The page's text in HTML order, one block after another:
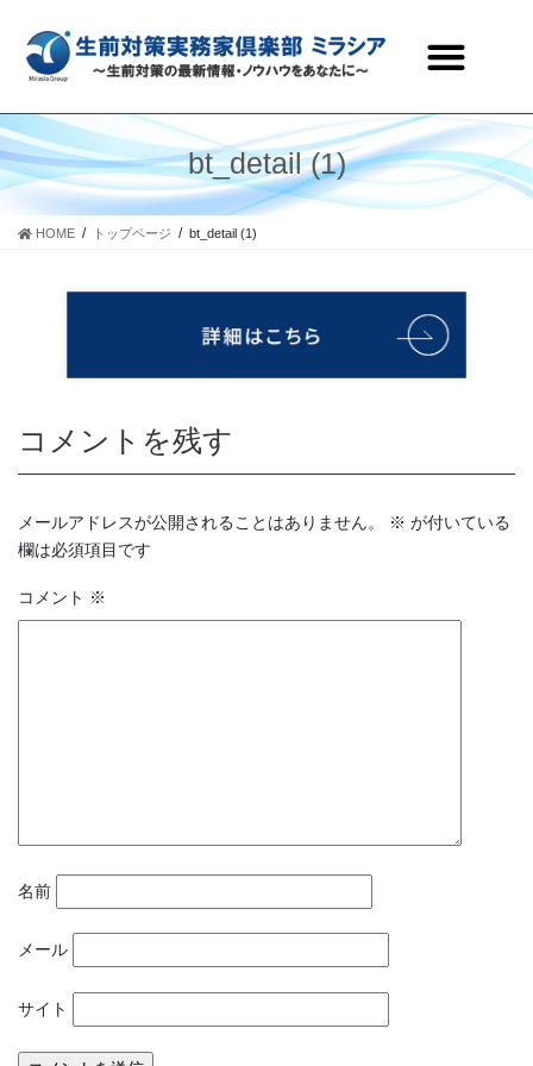
bt_detail (1)
HOME トップページ bt_detail (1)
コメントを残す
メールアドレスが公開されることはありません。 ※ が付いている
欄は必須項目です
コメント ※
名前
メール
サイト